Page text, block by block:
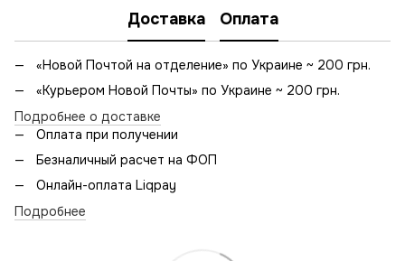
Доставка Оплата
«Новой Почтой на отделение» по Украине ~ 200 грн.
«Курьером Новой Почты» по Украине ~ 200 грн.
Подробнее о доставке
Оплата при получении
Безналичный расчет на ФОП
Онлайн-оплата Liqpay
Подробнее